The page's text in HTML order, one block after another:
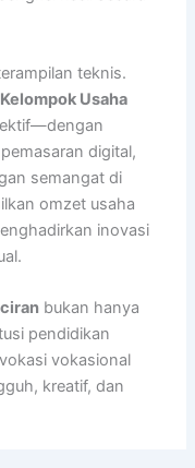
teknis.
Kelompok Usaha
digital,
semangat di
omzet usaha
inovasi
bukan hanya
pendidikan
vokasional
kreatif, dan